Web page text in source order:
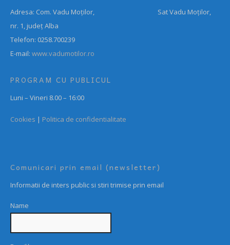
Adresa: Com. Vadu Moților, Sat Vadu Moților,
nr. 1, județ Alba
Telefon: 0258.700239
E-mail: www.vadumotilor.ro
PROGRAM CU PUBLICUL
Luni – Vineri 8.00 – 16:00
Cookies | Politica de confidentialitate
Comunicari prin email (newsletter)
Informatii de inters public si stiri trimise prin email
Name